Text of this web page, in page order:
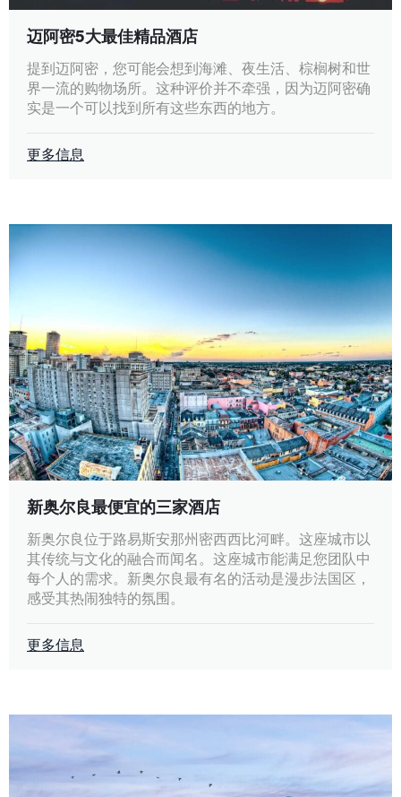
迈阿密5大最佳精品酒店
提到迈阿密，您可能会想到海滩、夜生活、棕榈树和世
界一流的购物场所。这种评价并不牵强，因为迈阿密确
实是一个可以找到所有这些东西的地方。
更多信息
新奥尔良最便宜的三家酒店
新奥尔良位于路易斯安那州密西西比河畔。这座城市以
其传统与文化的融合而闻名。这座城市能满足您团队中
每个人的需求。新奥尔良最有名的活动是漫步法国区，
感受其热闹独特的氛围。
更多信息